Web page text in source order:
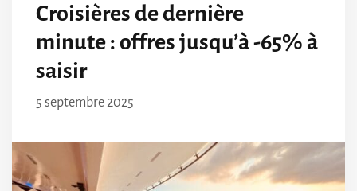
Croisières de dernière
minute : offres jusqu’à -65% à
saisir
5 septembre 2025